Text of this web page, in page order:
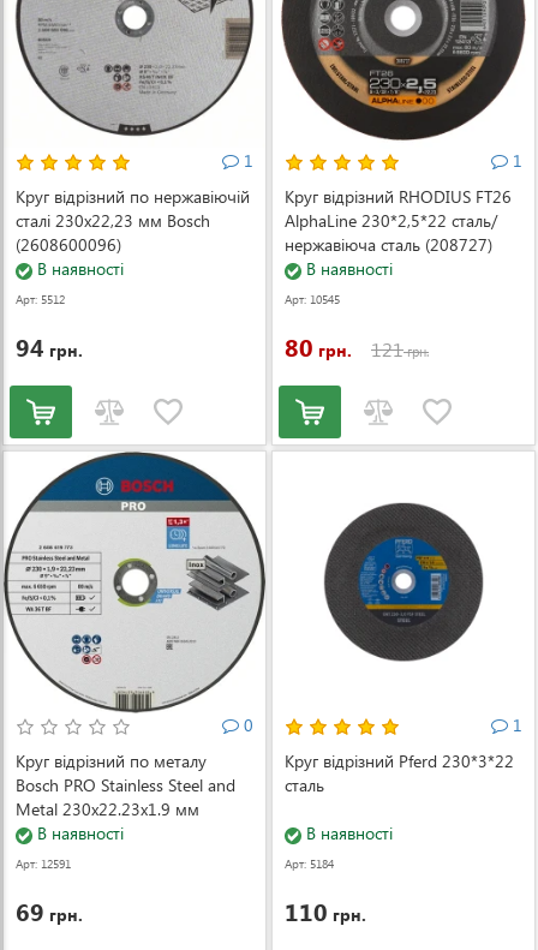
1
Круг відрізний по нержавіючій
сталі 230х22,23 мм Bosch
(2608600096)
В наявності
Арт: 5512
94 грн.
1
Круг відрізний RHODIUS FT26
AlphaLine 230*2,5*22 сталь/
нержавіюча сталь (208727)
В наявності
Арт: 10545
80 грн. 121грн.
0
Круг відрізний по металу
Bosch PRO Stainless Steel and
Metal 230x22.23x1.9 мм
(2608619773)
В наявності
Арт: 12591
69 грн.
1
Круг відрізний Pferd 230*3*22
сталь
В наявності
Арт: 5184
110 грн.